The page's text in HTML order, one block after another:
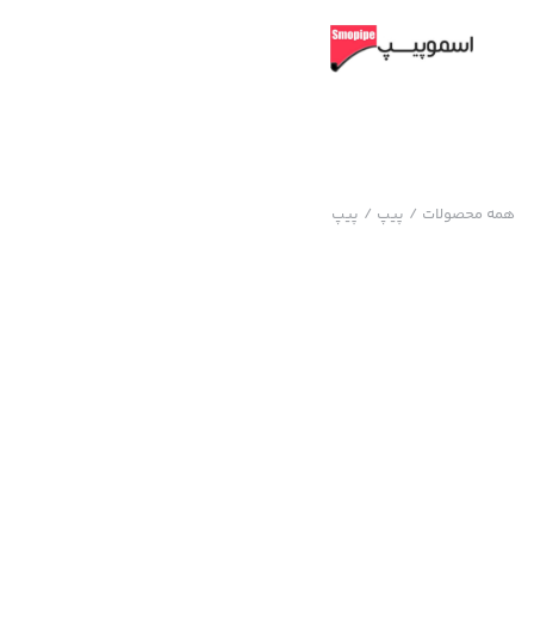
همه محصولات / پیپ / پیپ